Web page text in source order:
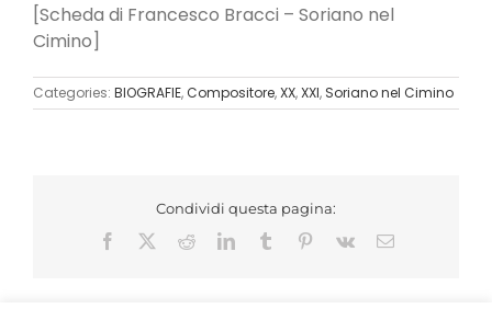
[Scheda di Francesco Bracci – Soriano nel
Cimino]
Categories: BIOGRAFIE,Compositore,XX,XXI, Soriano nel Cimino
Condividi questa pagina:
Facebook
RedditLinkedInTumblr Pinterest
Vk Email